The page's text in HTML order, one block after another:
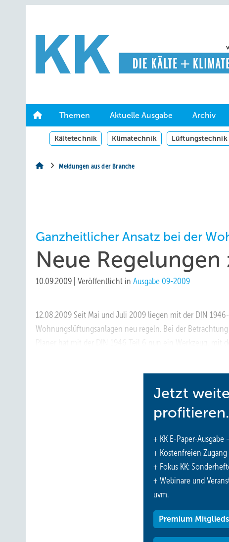
Hauptinhalt
Hauptmenü
Themen Aktuelle Ausgabe Archiv
Kältetechnik Klimatechnik Lüftungstechnik
Meldungen aus der Branche
Ganzheitlicher Ansatz bei der
Neue
10.09.2009 Veröffentlicht in Ausgabe 09-2009
12.08.2009 Seit Mai und Juli 2009 liegen mit der DIN
Wohnungslüftungsanlagen neu regeln. Bei der
Jetzt
profitieren.
+ KK E-Paper-
+ Kostenfreien
+ Fokus KK:
+ Webinare und
uvm.
Premium